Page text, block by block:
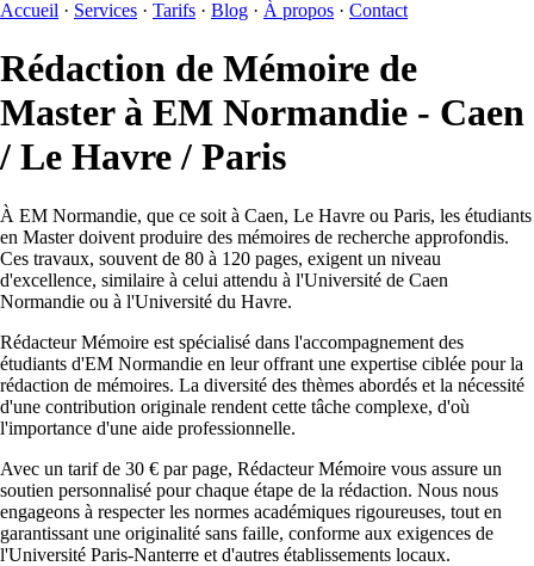
Accueil · Services · Tarifs · Blog · À propos · Contact
Rédaction de Mémoire de
Master à EM Normandie - Caen
/ Le Havre / Paris
À EM Normandie, que ce soit à Caen, Le Havre ou Paris, les étudiants
en Master doivent produire des mémoires de recherche approfondis.
Ces travaux, souvent de 80 à 120 pages, exigent un niveau
d'excellence, similaire à celui attendu à l'Université de Caen
Normandie ou à l'Université du Havre.
Rédacteur Mémoire est spécialisé dans l'accompagnement des
étudiants d'EM Normandie en leur offrant une expertise ciblée pour la
rédaction de mémoires. La diversité des thèmes abordés et la nécessité
d'une contribution originale rendent cette tâche complexe, d'où
l'importance d'une aide professionnelle.
Avec un tarif de 30 € par page, Rédacteur Mémoire vous assure un
soutien personnalisé pour chaque étape de la rédaction. Nous nous
engageons à respecter les normes académiques rigoureuses, tout en
garantissant une originalité sans faille, conforme aux exigences de
l'Université Paris-Nanterre et d'autres établissements locaux.